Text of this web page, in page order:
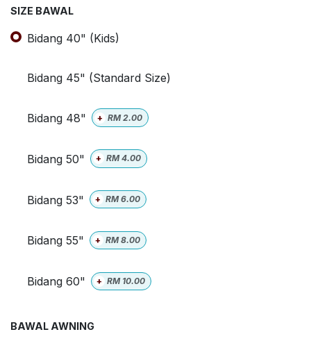
SIZE BAWAL
Bidang 40" (Kids)
Bidang 45" (Standard Size)
Bidang 48" + RM2.00
Bidang 50" + RM4.00
Bidang 53" + RM6.00
Bidang 55" + RM8.00
Bidang 60" + RM 10.00
BAWAL AWNING